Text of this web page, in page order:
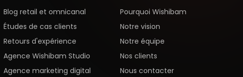
Blog retail et omnicanal
Études de cas clients
Retours d'expérience
Agence Wishibam Studio
Agence marketing digital
Pourquoi Wishibam
Notre vision
Notre équipe
Nos clients
Nous contacter